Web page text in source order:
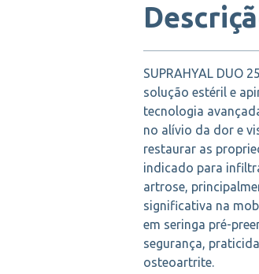
SUPRAHYAL DUO
solução estéril e
tecnologia
no alívio da dor e
restaurar as
indicado para
artrose,
significativa na
em seringa pré-
segurança,
osteoartrite.